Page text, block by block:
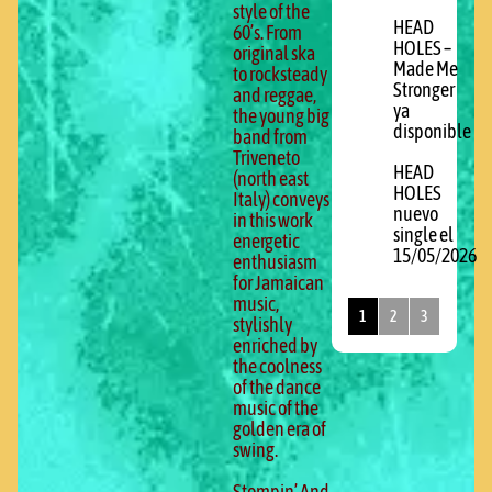
style of the
60’s. From
original ska
to rocksteady
and reggae,
the young big
band from
Triveneto
(north east
Italy) conveys
in this work
energetic
enthusiasm
for Jamaican
music,
stylishly
enriched by
the coolness
of the dance
music of the
golden era of
swing.
HEAD
HOLES –
Made Me
Stronger
ya
disponible
HEAD
HOLES
nuevo
single el
15/05/2026
1 2 3